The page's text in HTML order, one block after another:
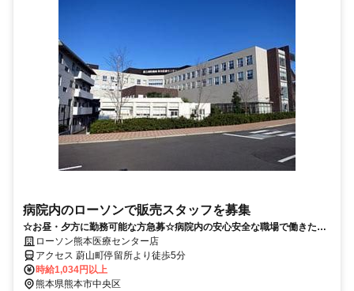
病院内のローソンで販売スタッフを募集
☆お昼・夕方に勤務可能な方急募☆病院内の安心安全な職場で働きたい
方はピッタリな職場です♪
ローソン熊本医療センター店
アクセス 蔚山町停留所より徒歩5分
時給1,034円以上
熊本県熊本市中央区